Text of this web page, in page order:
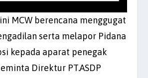
MCW berencana menggugat
serta melapor Pidana
kepada aparat penegak
Direktur PT.ASDP